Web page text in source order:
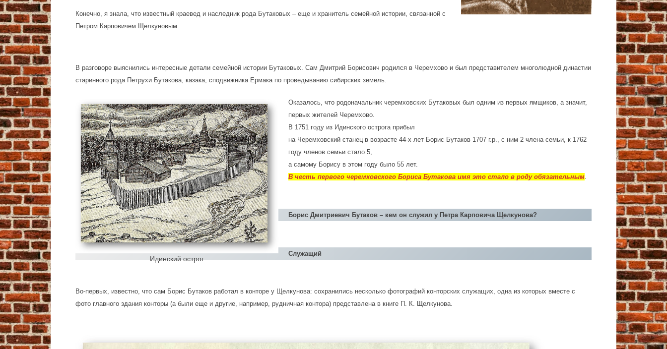
Конечно, я знала, что известный краевед и наследник рода Бутаковых – еще и хранитель семейной истории, связанной с
Петром Карповичем Щелкуновым.
В разговоре выяснились интересные детали семейной истории Бутаковых. Сам Дмитрий Борисович родился в Черемхово и был представителем многолюдной династии
старинного рода Петрухи Бутакова, казака, сподвижника Ермака по проведыванию сибирских земель.
Идинский острог
Оказалось, что родоначальник черемховских Бутаковых был одним из первых ямщиков, а значит,
первых жителей Черемхово.
В 1751 году из Идинского острога прибыл
на Черемховский станец в возрасте 44-х лет Борис Бутаков 1707 г.р., с ним 2 члена семьи, к 1762
году членов семьи стало 5,
а самому Борису в этом году было 55 лет.
В честь первого черемховского Бориса Бутакова имя это стало в роду обязательным
Борис Дмитриевич Бутаков – кем он служил у Петра Карповича Щелкунова?
Служащий
Во-первых, известно, что сам Борис Бутаков работал в конторе у Щелкунова: сохранились несколько фотографий конторских служащих, одна из которых вместе с
фото главного здания конторы (а были еще и другие, например, рудничная контора) представлена в книге П. К. Щелкунова.